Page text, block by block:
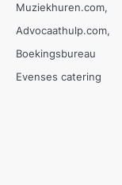
Muziekhuren.com
Advocaathulp.com
Boekingsbureau
Evenses catering